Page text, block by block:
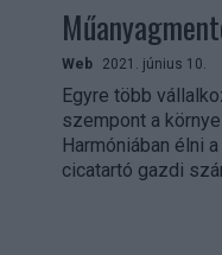
Web 2021. június 10.
Egyre több
szempont a
Harmóniában élni
cicatartó gazdi